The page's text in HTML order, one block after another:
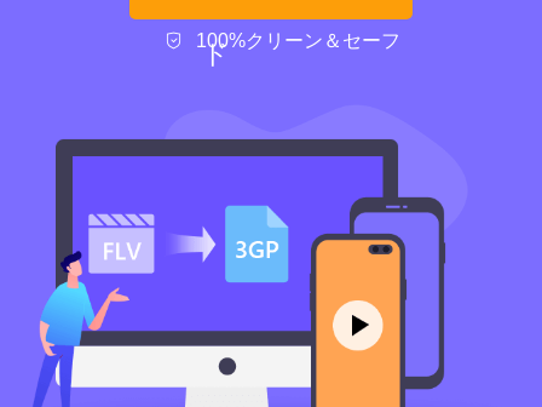
ド
100%クリーン＆セーフ